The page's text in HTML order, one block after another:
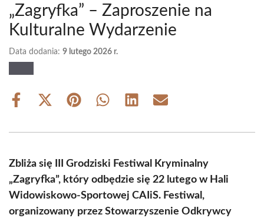
„Zagryfka” – Zaproszenie na
Kulturalne Wydarzenie
Data dodania: 9 lutego 2026 r.
Share
Share
(Twitter)
Share Share Share Share
Zbliża się III Grodziski Festiwal Kryminalny
„Zagryfka”, który odbędzie się 22 lutego w Hali
Widowiskowo-Sportowej CAIiS. Festiwal,
organizowany przez Stowarzyszenie Odkrywcy